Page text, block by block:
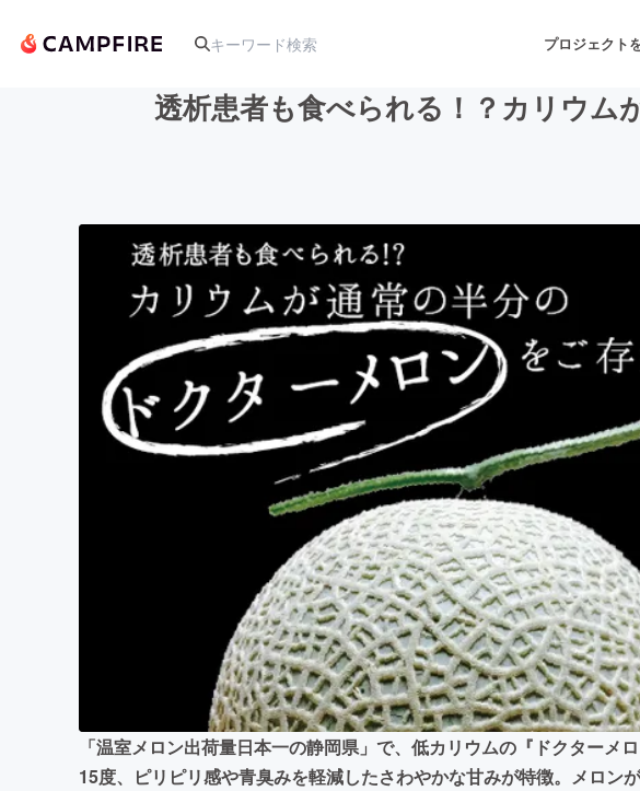
プロジェクト
アート・写真
テクノロジー・ガジェット
映像・映画
ビジネス・起業 チャレンジ
まちづくり・地域活性化
透析患者も食べられる！？カリウム
「温室メロン出荷量日本一の静岡県」で、低カリウムの『ドクターメ
15度、ピリピリ感や青臭みを軽減したさわやかな甘みが特徴。メロン